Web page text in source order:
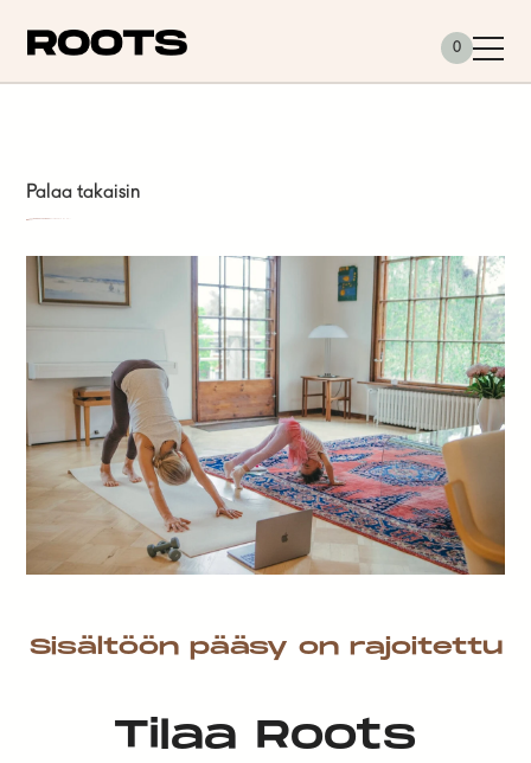
0
Palaa takaisin
Sisältöön pääsy on rajoitettu
Tilaa Roots